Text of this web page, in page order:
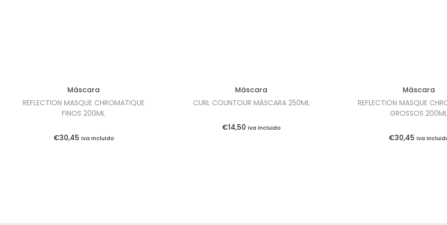
Máscara
REFLECTION MASQUE CHROMATIQUE
FINOS 200ML
€30,45 Iva Incluido
Máscara
CURL COUNTOUR MÁSCARA 250ML
€14,50 Iva Incluido
Máscara
REFLECTION MASQUE
GROSSOS
€30,45 Iva